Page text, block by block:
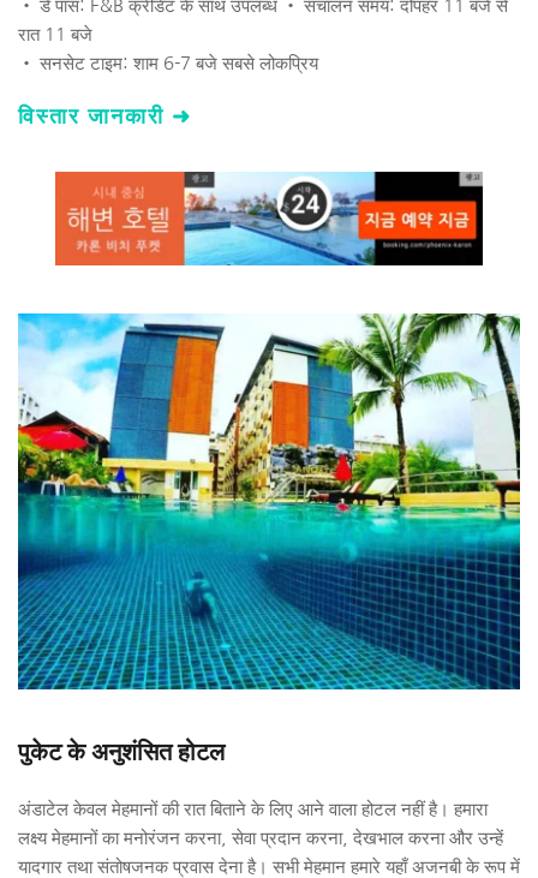
• डे पास: F&B क्रेडिट के साथ उपलब्ध • संचालन समय: दोपहर 11 बजे से
रात 11 बजे
• सनसेट टाइम: शाम 6-7 बजे सबसे लोकप्रिय
विस्तार जानकारी ➜
पुकेट के अनुशंसित होटल
अंडाटेल केवल मेहमानों की रात बिताने के लिए आने वाला होटल नहीं है। हमारा
लक्ष्य मेहमानों का मनोरंजन करना, सेवा प्रदान करना, देखभाल करना और उन्हें
यादगार तथा संतोषजनक प्रवास देना है। सभी मेहमान हमारे यहाँ अजनबी के रूप में